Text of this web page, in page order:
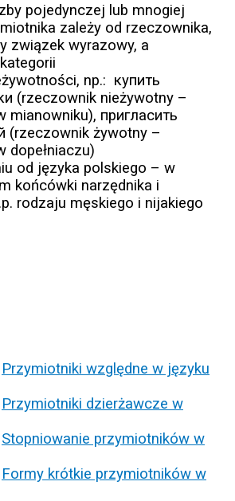
pojedynczej lub mnogiej
zależy od rzeczownika,
związek wyrazowy, a
np.: купить
(rzeczownik nieżywotny –
mianowniku), пригласить
(rzeczownik żywotny –
dopełniaczu)
od języka polskiego – w
końcówki narzędnika i
rodzaju męskiego i nijakiego
Przymiotniki względne w języku
Przymiotniki dzierżawcze w
Stopniowanie przymiotników w
Formy krótkie przymiotników w